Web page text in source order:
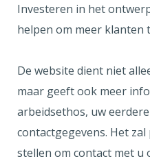
Investeren in het
helpen om meer klanten
De website dient niet
maar geeft ook meer
arbeidsethos, uw
contactgegevens. Het
stellen om contact met u